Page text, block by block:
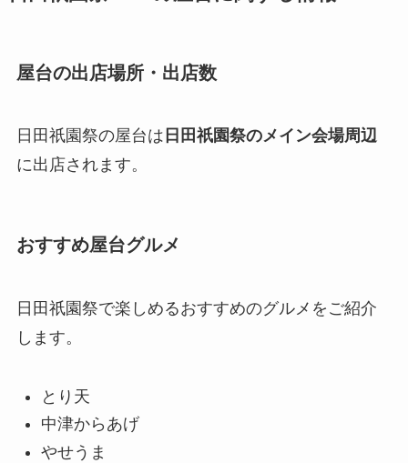
屋台の出店場所・出店数
日田祇園祭の屋台は 日田祇園祭のメイン会場周辺
に出店されます。
おすすめ屋台グルメ
日田祇園祭で楽しめるおすすめのグルメをご紹介
します。
とり天
中津からあげ
やせうま